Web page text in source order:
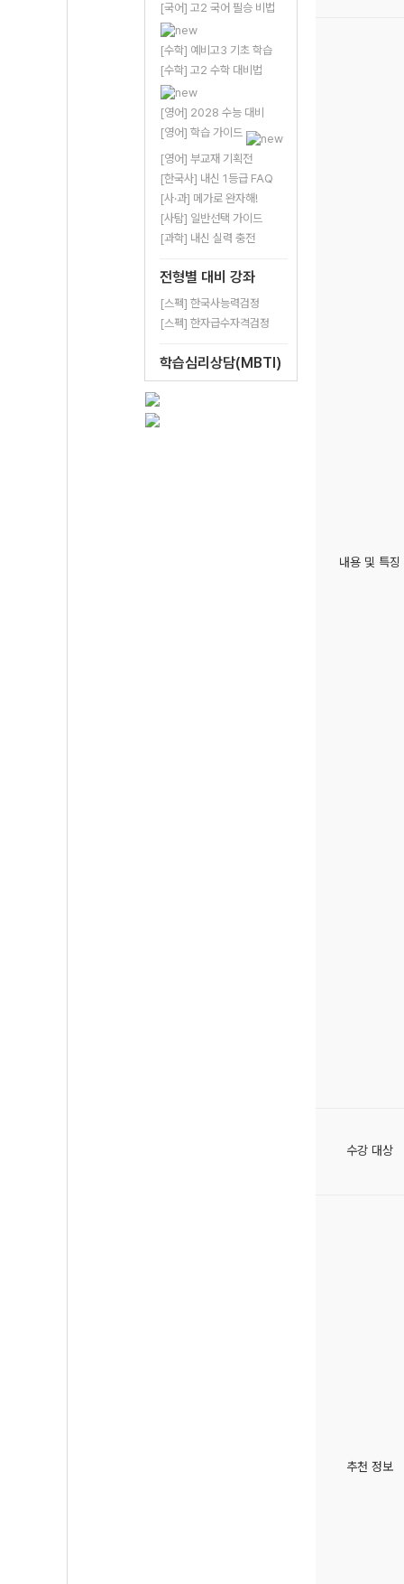
[국어] 고2 국어 필승 비법
[수학] 예비고3 기초 학습
[수학] 고2 수학 대비법
[영어] 2028 수능 대비
[영어] 학습 가이드
[영어] 부교재 기획전
[한국사] 내신 1등급 FAQ
[사·과] 메가로 완자해!
[사탐] 일반선택 가이드
[과학] 내신 실력 충전
전형별 대비 강좌
[스펙] 한국사능력검정
[스펙] 한자급수자격검정
학습심리상담(MBTI)
내용 및 특징
수강 대상
추천 정보